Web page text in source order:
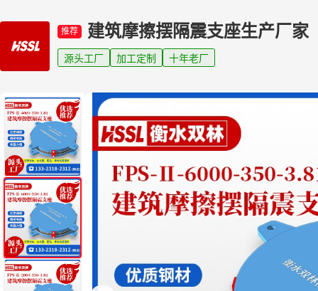
推荐 建筑摩擦摆隔震支座生产厂家
源头工厂 加工定制 十年老厂